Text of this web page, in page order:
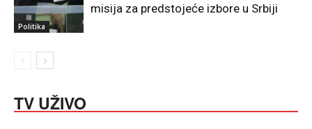
Politika
misija za predstojeće izbore u Srbiji
TV UŽIVO